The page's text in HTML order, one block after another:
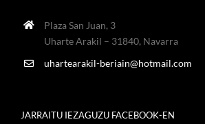
Plaza San Juan, 3
Uharte Arakil – 31840, Navarra
uhartearakil-beriain@hotmail.com
JARRAITU IEZAGUZU FACEBOOK-EN